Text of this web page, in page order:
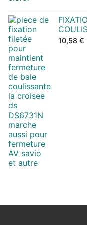
10,58 €